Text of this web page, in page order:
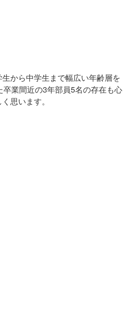
から中学生まで幅広い年齢層を
業間近の3年部員5名の存在も心
思います。